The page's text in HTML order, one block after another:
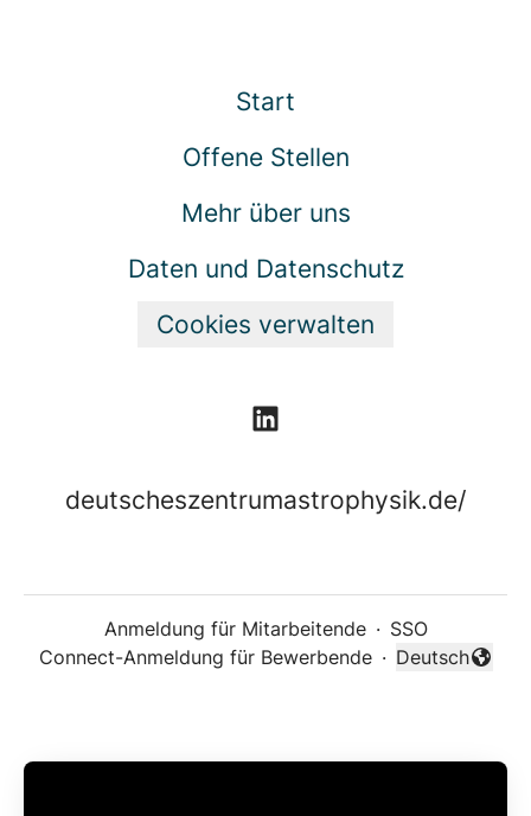
Start
Offene Stellen
Mehr über uns
Daten und Datenschutz
Cookies verwalten
deutscheszentrumastrophysik.de/
Anmeldung für Mitarbeitende · SSO
Connect-Anmeldung für Bewerbende ·
Sprache
Deutsch